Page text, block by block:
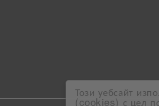
Този уебсайт
(cookies) с цел